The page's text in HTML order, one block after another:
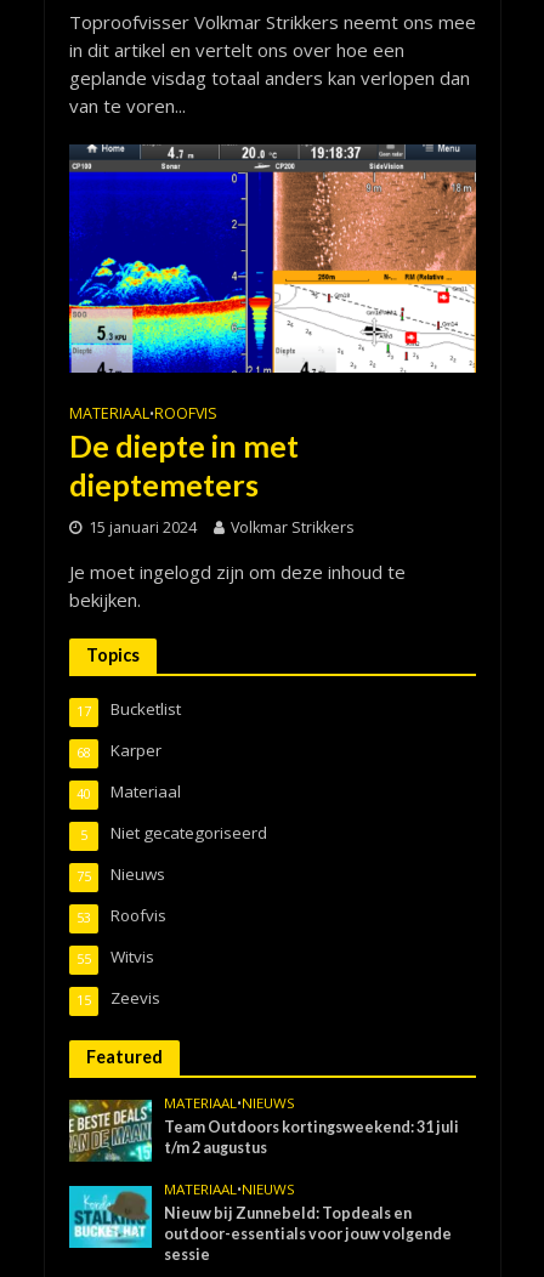
Toproofvisser Volkmar Strikkers neemt ons mee
in dit artikel en vertelt ons over hoe een
geplande visdag totaal anders kan verlopen dan
van te voren...
MATERIAAL•ROOFVIS
De diepte in met
dieptemeters
15 januari 2024 Volkmar Strikkers
Je moet ingelogd zijn om deze inhoud te
bekijken.
Topics
Bucketlist
17
Karper
68
Materiaal
40
Niet gecategoriseerd
5
Nieuws
75
Roofvis
53
Witvis
55
Zeevis
15
Featured
MATERIAAL •NIEUWS
Team Outdoors kortingsweekend: 31 juli
t/m 2 augustus
MATERIAAL•NIEUWS
Nieuw bij Zunnebeld: Topdeals en
outdoor-essentials voor jouw volgende
sessie